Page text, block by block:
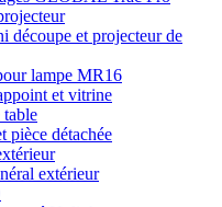
découpe et projecteur de
lampe MR16
et vitrine
table
pièce détachée
extérieur